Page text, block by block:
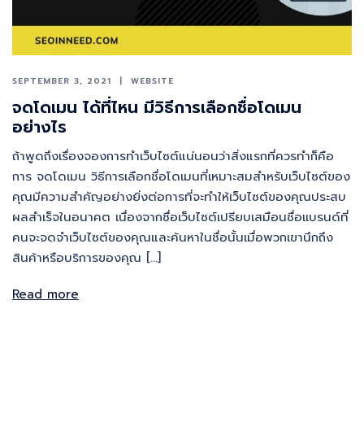
SEPTEMBER 3, 2021 WEBSITE
จดโดเมน ได้ที่ไหน มีวิธีการเลือกชื่อโดเมน
อย่างไร
ถ้าพูดถึงเรื่องจองการทำเว็บไซต์แน่นอนว่าสิ่งแรกที่ควรทำก็คือ
การ จดโดเมน วิธีการเลือกชื่อโดเมนที่เหมาะสมสำหรับเว็บไซต์ของ
คุณมีความสำคัญอย่างยิ่งต่อการที่จะทำให้เว็บไซต์ของคุณประสบ
ผลสำเร็จในอนาคต เนื่องจากชื่อเว็บไซต์เปรียบเสมือนชื่อเเบรนด์ที่
คนจะจดจำเว็บไซต์ของคุณและค้นหาในชื่อนั้นเมื่อพวกเขานึกถึง
สินค้าหรือบริการของคุณ […]
Read more